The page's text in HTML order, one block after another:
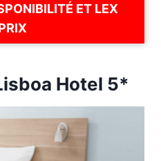
ET LEX
Hotel 5*